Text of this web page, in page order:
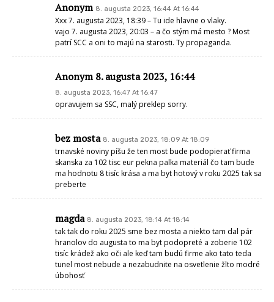
Anonym 8. augusta 2023, 16:44 At 16:44
Xxx 7. augusta 2023, 18:39 – Tu ide hlavne o vlaky.
vajo 7. augusta 2023, 20:03 – a čo stým má mesto ? Most
patrí SCC a oni to majú na starosti. Ty propaganda.
Anonym 8. augusta 2023, 16:44
8. augusta 2023, 16:47 At 16:47
opravujem sa SSC, malý preklep sorry.
bez mosta 8. augusta 2023, 18:09 At 18:09
trnavské noviny píšu že ten most bude podopierať firma
skanska za 102 tisc eur pekna palka materiál čo tam bude
ma hodnotu 8 tisíc krása a ma byt hotový v roku 2025 tak sa
preberte
magda 8. augusta 2023, 18:14 At 18:14
tak tak do roku 2025 sme bez mosta a niekto tam dal pár
hranolov do augusta to ma byt podopreté a zoberie 102
tisíc krádež ako oči ale keď tam budú firme ako tato teda
tunel most nebude a nezabudnite na osvetlenie žlto modré
úbohosť